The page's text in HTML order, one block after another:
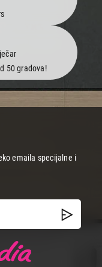
50 gradova!
emaila specijalne i